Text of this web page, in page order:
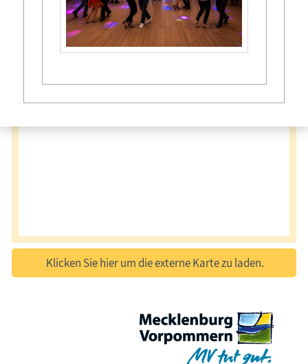
Wissenswertes
Veranstaltungen
Klicken Sie hier um die externe Karte zu laden.